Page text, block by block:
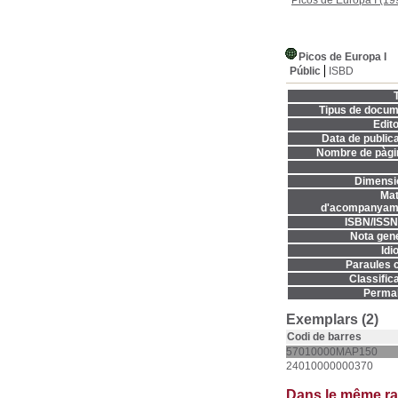
Picos de Europa I
Públic
ISBD
Tipus de
Data de
Nombre de
ISBN/
Nota
Paraules
Exemplars (2)
Codi de barres
57010000MAP150
24010000000370
Dans le même